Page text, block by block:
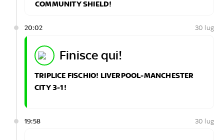
COMMUNITY SHIELD!
20:02 30 lug
finisce qui!
TRIPLICE FISCHIO! LIVERPOOL-MANCHESTER
CITY 3-1!
19:58 30 lug